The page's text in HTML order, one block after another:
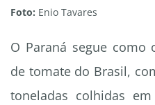
Foto: Enio Tavares
O Paraná segue
de tomate do Brasil,
toneladas colhidas